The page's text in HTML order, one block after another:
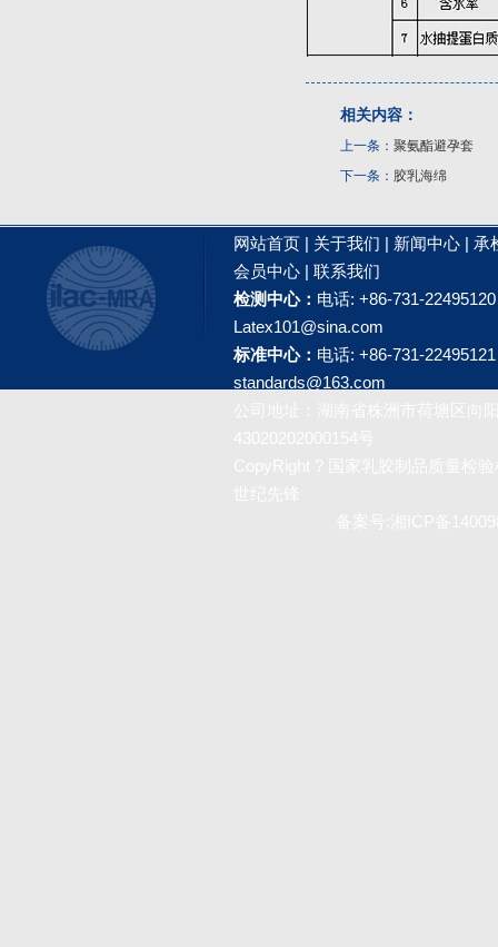
相关内容：
上一条：聚氨酯避孕套
下一条： 胶乳海绵
网站首页 | 关于我们 | 新闻中心 | 承
会员中心 | 联系我们
检测中心： 电话: +86-731-
Latex101@sina.com
标准中心： 电话: +86-731-
standards@163.com